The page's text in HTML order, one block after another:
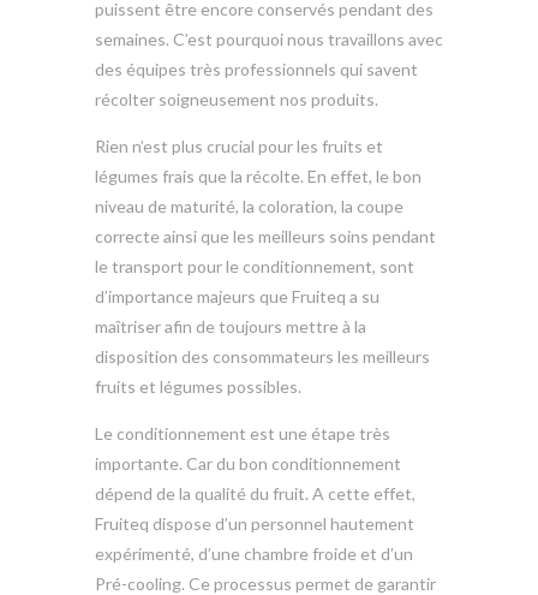
puissent être encore conservés pendant des
semaines. C’est pourquoi nous travaillons avec
des équipes très professionnels qui savent
récolter soigneusement nos produits.
Rien n’est plus crucial pour les fruits et
légumes frais que la récolte. En effet, le bon
niveau de maturité, la coloration, la coupe
correcte ainsi que les meilleurs soins pendant
le transport pour le conditionnement, sont
d’importance majeurs que Fruiteq a su
maîtriser afin de toujours mettre à la
disposition des consommateurs les meilleurs
fruits et légumes possibles.
Le conditionnement est une étape très
importante. Car du bon conditionnement
dépend de la qualité du fruit. A cette effet,
Fruiteq dispose d’un personnel hautement
expérimenté, d’une chambre froide et d’un
Pré-cooling. Ce processus permet de garantir